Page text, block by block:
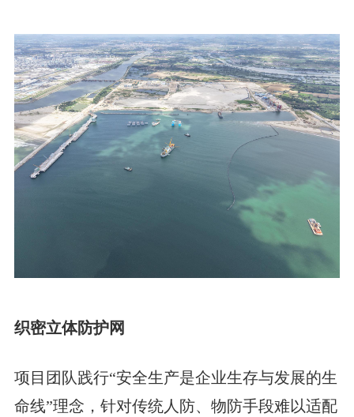
织密立体防护网
项目团队践行“安全生产是企业生存与发展的生
命线”理念，针对传统人防、物防手段难以适配